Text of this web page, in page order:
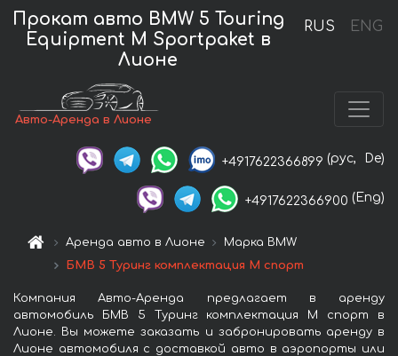
RUS ENG
Прокат авто BMW 5 Touring
Equipment M Sportpaket в
Лионе
Авто-Аренда в Лионе
+4917622366899 (рус, De)
+4917622366900 (Eng)
Аренда авто в Лионе
Марка BMW
БМВ 5 Туринг комплектация М спорт
Компания Авто-Аренда предлагает в аренду
автомобиль БМВ 5 Туринг комплектация М спорт в
Лионе. Вы можете заказать и забронировать аренду в
Лионе автомобиля с доставкой авто в аэропорты или